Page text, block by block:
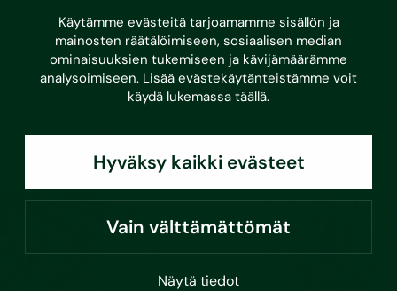
Käytämme evästeitä tarjoamamme sisällön ja
mainosten räätälöimiseen, sosiaalisen median
ominaisuuksien tukemiseen ja kävijämäärämme
analysoimiseen. Lisää evästekäytänteistämme voit
käydä lukemassa täällä.
Hyväksy kaikki evästeet
Vain välttämättömät
Näytä tiedot
Liittyvät palvelut
Kuntotarkastus
Lue myös